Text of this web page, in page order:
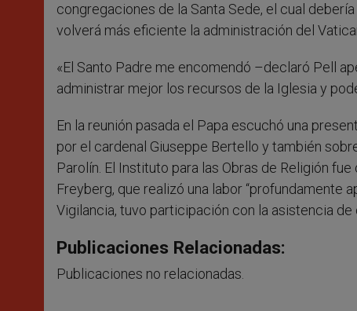
congregaciones de la Santa Sede, el cual
volverá más eficiente la administración del
«El Santo Padre me encomendó –declaró Pell
administrar mejor los recursos de la Iglesia y
En la reunión pasada el Papa escuchó una
por el cardenal Giuseppe Bertello y también
Parolín. El Instituto para las Obras de Religión
Freyberg, que realizó una labor “profundamente
Vigilancia, tuvo participación con la asistencia
Publicaciones Relacionadas:
Publicaciones no relacionadas.